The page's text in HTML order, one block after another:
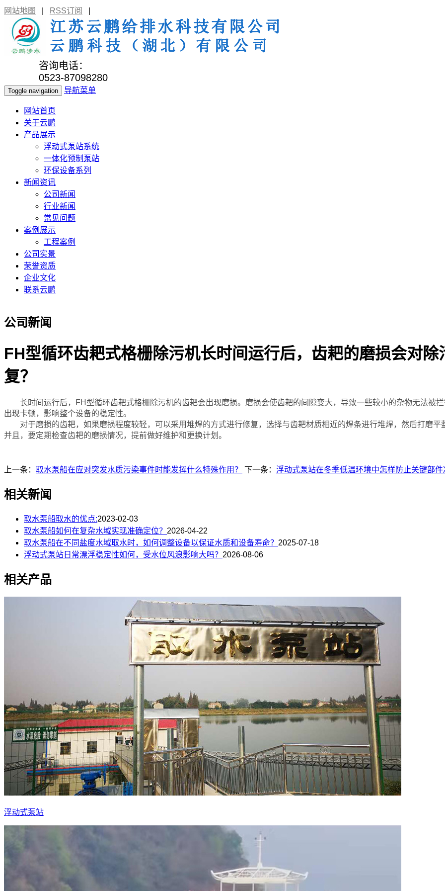
网站地图 RSS订阅
咨询电话：
0523-87098280
Toggle navigation 导航菜单
网站首页
关于云鹏
产品展示
浮动式泵站系统
一体化预制泵站
环保设备系列
新闻资讯
公司新闻
行业新闻
常见问题
案例展示
工程案例
公司实景
荣誉资质
企业文化
联系云鹏
公司新闻
FH型循环齿耙式格栅除污机长时间运行后，齿耙的磨损会对
复？
长时间运行后，FH型循环齿耙式格栅除污机的齿耙会出现磨损。磨损会使齿耙的间隙变大，导致一些较小的杂物无法被
出现卡顿，影响整个设备的稳定性。
对于磨损的齿耙，如果磨损程度较轻，可以采用堆焊的方式进行修复，选择与齿耙材质相近的焊条进行堆焊，然后打磨平
并且，要定期检查齿耙的磨损情况，提前做好维护和更换计划。
上一条： 取水泵船在应对突发水质污染事件时能发挥什么特殊作用？ 下一条： 浮动式泵站在冬季低温环境中怎样防止关键部件
相关新闻
取水泵船取水的优点:2023-02-03
取水泵船如何在复杂水域实现准确定位？ 2026-04-22
取水泵船在不同盐度水域取水时，如何调整设备以保证水质和设备寿命？ 2025-07-18
浮动式泵站日常漂浮稳定性如何，受水位风浪影响大吗？ 2026-08-06
相关产品
浮动式泵站